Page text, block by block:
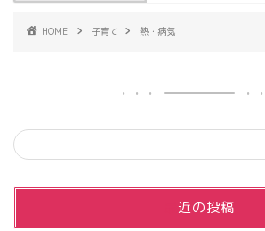
HOME 子育て 熱・病気
最近の投稿